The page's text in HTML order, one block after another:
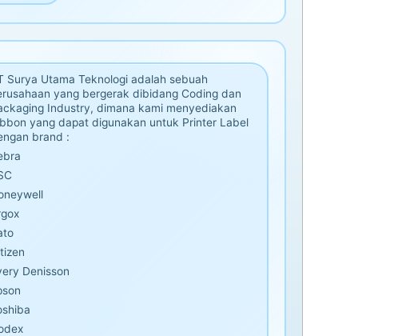
Surya Utama Teknologi adalah sebuah
yang bergerak dibidang Coding dan
Industry, dimana kami menyediakan
yang dapat digunakan untuk Printer Label
brand :
Denisson